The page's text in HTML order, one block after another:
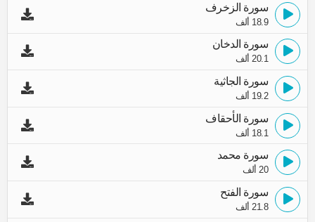
سورة الزخرف
18.9 ألف
سورة الدخان
20.1 ألف
سورة الجاثية
19.2 ألف
سورة الأحقاف
18.1 ألف
سورة محمد
20 ألف
سورة الفتح
21.8 ألف